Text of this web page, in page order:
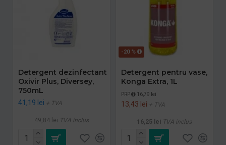
Detergent dezinfectant
Oxivir Plus, Diversey,
750mL
41,19 lei + TVA
49,84 lei TVA inclus
-20 %
Detergent pentru vase,
Konga Extra, 1L
PRP 16,79 lei
13,43 lei + TVA
16,25 lei TVA inclus